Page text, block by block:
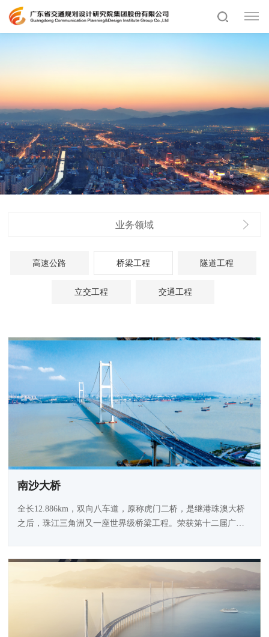
业务领域
高速公路 桥梁工程 隧道工程
立交工程 交通工程
南沙大桥
全长12.886km，双向八车道，原称虎门二桥，是继港珠澳大桥
之后，珠江三角洲又一座世界级桥梁工程。荣获第十二届广东